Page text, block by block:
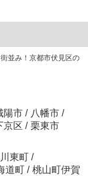
並み！京都市伏見区の
陽市 / 八幡市 /
京区 / 栗東市
川東町 /
道町 / 桃山町伊賀